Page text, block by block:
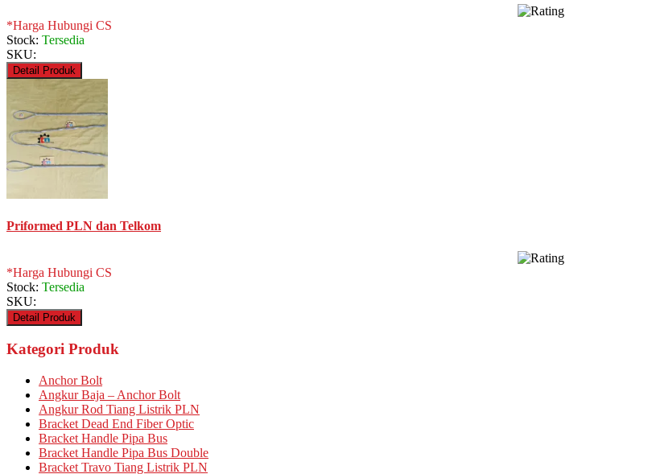
*Harga Hubungi CS
Stock: Tersedia
SKU:
Detail Produk
Priformed PLN dan Telkom
*Harga Hubungi CS
Stock: Tersedia
SKU:
Detail Produk
Kategori Produk
Anchor Bolt
Angkur Baja – Anchor Bolt
Angkur Rod Tiang Listrik PLN
Bracket Dead End Fiber Optic
Bracket Handle Pipa Bus
Bracket Handle Pipa Bus Double
Bracket Travo Tiang Listrik PLN